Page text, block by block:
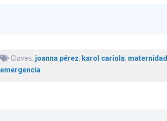
Claves: joanna pérez, karol cariola, maternidad
emergencia